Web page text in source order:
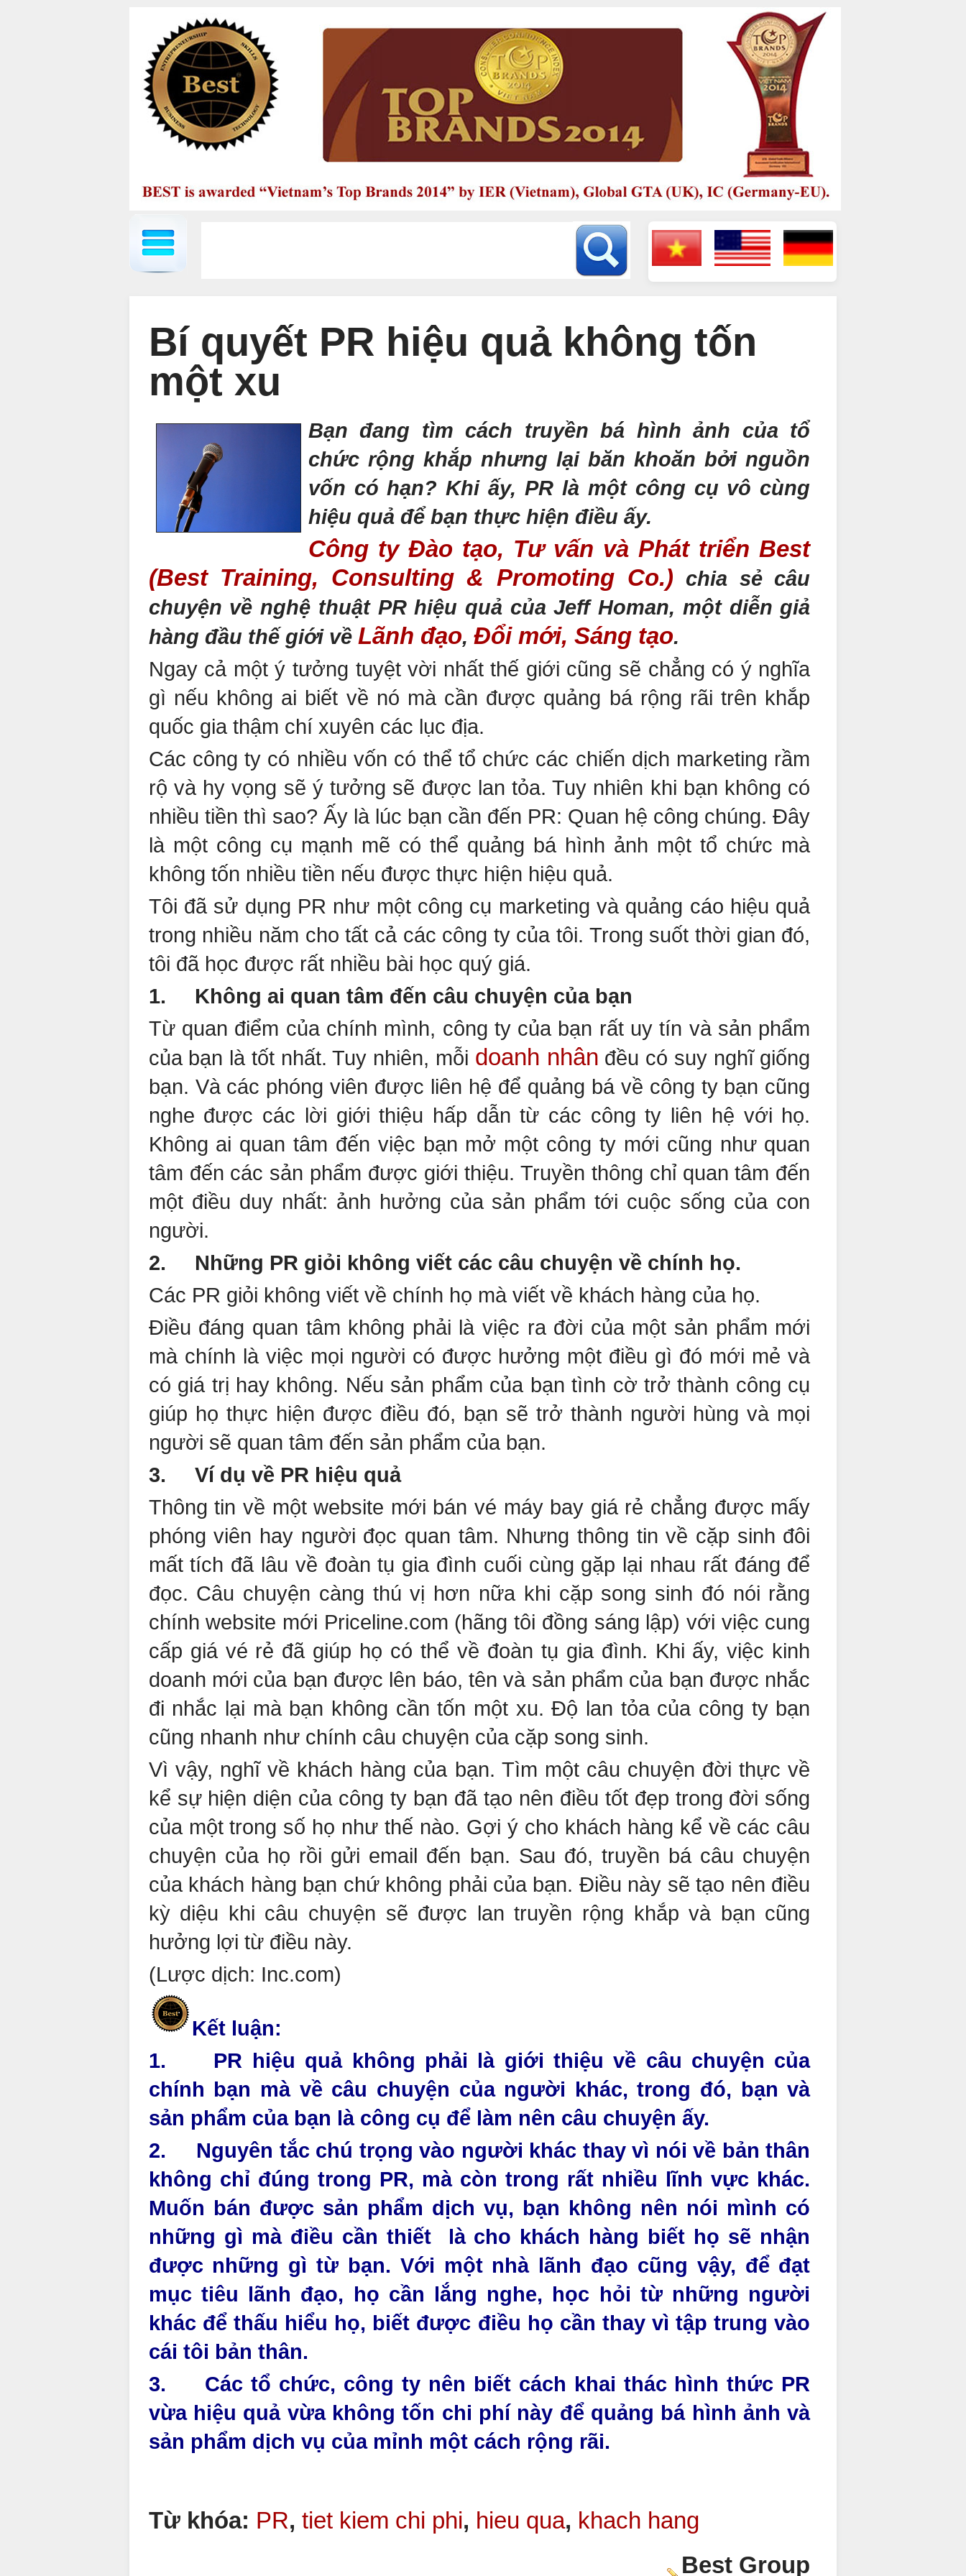
Bí quyết PR hiệu quả không tốn
một xu
Bạn đang tìm cách truyền bá hình ảnh của tổ
chức rộng khắp nhưng lại băn khoăn bởi nguồn
vốn có hạn? Khi ấy, PR là một công cụ vô cùng
hiệu quả để bạn thực hiện điều ấy.
Công ty Đào tạo, Tư vấn và Phát triển Best
(Best Training, Consulting & Promoting Co.) chia sẻ câu
chuyện về nghệ thuật PR hiệu quả của Jeff Homan, một diễn giả
hàng đầu thế giới về Lãnh đạo, Đổi mới, Sáng tạo.
Ngay cả một ý tưởng tuyệt vời nhất thế giới cũng sẽ chẳng có ý nghĩa
gì nếu không ai biết về nó mà cần được quảng bá rộng rãi trên khắp
quốc gia thậm chí xuyên các lục địa.
Các công ty có nhiều vốn có thể tổ chức các chiến dịch marketing rầm
rộ và hy vọng sẽ ý tưởng sẽ được lan tỏa. Tuy nhiên khi bạn không có
nhiều tiền thì sao? Ấy là lúc bạn cần đến PR: Quan hệ công chúng. Đây
là một công cụ mạnh mẽ có thể quảng bá hình ảnh một tổ chức mà
không tốn nhiều tiền nếu được thực hiện hiệu quả.
Tôi đã sử dụng PR như một công cụ marketing và quảng cáo hiệu quả
trong nhiều năm cho tất cả các công ty của tôi. Trong suốt thời gian đó,
tôi đã học được rất nhiều bài học quý giá.
1. Không ai quan tâm đến câu chuyện của bạn
Từ quan điểm của chính mình, công ty của bạn rất uy tín và sản phẩm
của bạn là tốt nhất. Tuy nhiên, mỗi doanh nhân đều có suy nghĩ giống
bạn. Và các phóng viên được liên hệ để quảng bá về công ty bạn cũng
nghe được các lời giới thiệu hấp dẫn từ các công ty liên hệ với họ.
Không ai quan tâm đến việc bạn mở một công ty mới cũng như quan
tâm đến các sản phẩm được giới thiệu. Truyền thông chỉ quan tâm đến
một điều duy nhất: ảnh hưởng của sản phẩm tới cuộc sống của con
người.
2. Những PR giỏi không viết các câu chuyện về chính họ.
Các PR giỏi không viết về chính họ mà viết về khách hàng của họ.
Điều đáng quan tâm không phải là việc ra đời của một sản phẩm mới
mà chính là việc mọi người có được hưởng một điều gì đó mới mẻ và
có giá trị hay không. Nếu sản phẩm của bạn tình cờ trở thành công cụ
giúp họ thực hiện được điều đó, bạn sẽ trở thành người hùng và mọi
người sẽ quan tâm đến sản phẩm của bạn.
3. Ví dụ về PR hiệu quả
Thông tin về một website mới bán vé máy bay giá rẻ chẳng được mấy
phóng viên hay người đọc quan tâm. Nhưng thông tin về cặp sinh đôi
mất tích đã lâu về đoàn tụ gia đình cuối cùng gặp lại nhau rất đáng để
đọc. Câu chuyện càng thú vị hơn nữa khi cặp song sinh đó nói rằng
chính website mới Priceline.com (hãng tôi đồng sáng lập) với việc cung
cấp giá vé rẻ đã giúp họ có thể về đoàn tụ gia đình. Khi ấy, việc kinh
doanh mới của bạn được lên báo, tên và sản phẩm của bạn được nhắc
đi nhắc lại mà bạn không cần tốn một xu. Độ lan tỏa của công ty bạn
cũng nhanh như chính câu chuyện của cặp song sinh.
Vì vậy, nghĩ về khách hàng của bạn. Tìm một câu chuyện đời thực về
kể sự hiện diện của công ty bạn đã tạo nên điều tốt đẹp trong đời sống
của một trong số họ như thế nào. Gợi ý cho khách hàng kể về các câu
chuyện của họ rồi gửi email đến bạn. Sau đó, truyền bá câu chuyện
của khách hàng bạn chứ không phải của bạn. Điều này sẽ tạo nên điều
kỳ diệu khi câu chuyện sẽ được lan truyền rộng khắp và bạn cũng
hưởng lợi từ điều này.
(Lược dịch: Inc.com)
Kết luận:
1. PR hiệu quả không phải là giới thiệu về câu chuyện của
chính bạn mà về câu chuyện của người khác, trong đó, bạn và
sản phẩm của bạn là công cụ để làm nên câu chuyện ấy.
2. Nguyên tắc chú trọng vào người khác thay vì nói về bản thân
không chỉ đúng trong PR, mà còn trong rất nhiều lĩnh vực khác.
Muốn bán được sản phẩm dịch vụ, bạn không nên nói mình có
những gì mà điều cần thiết là cho khách hàng biết họ sẽ nhận
được những gì từ bạn. Với một nhà lãnh đạo cũng vậy, để đạt
mục tiêu lãnh đạo, họ cần lắng nghe, học hỏi từ những người
khác để thấu hiểu họ, biết được điều họ cần thay vì tập trung vào
cái tôi bản thân.
3. Các tổ chức, công ty nên biết cách khai thác hình thức PR
vừa hiệu quả vừa không tốn chi phí này để quảng bá hình ảnh và
sản phẩm dịch vụ của mỉnh một cách rộng rãi.
Từ khóa: PR, tiet kiem chi phi, hieu qua, khach hang
Best Group